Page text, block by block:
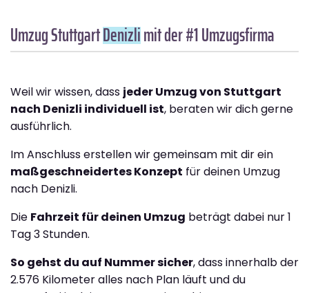
Umzug StuttgartDenizlimit der #1 Umzugsfirma
Weil wir wissen, dass jeder Umzug von Stuttgart
nach Denizli individuell ist, beraten wir dich gerne
ausführlich.
Im Anschluss erstellen wir gemeinsam mit dir ein
maßgeschneidertes Konzept für deinen Umzug
nach Denizli.
Die Fahrzeit für deinen Umzug beträgt dabei nur 1
Tag 3 Stunden.
So gehst du auf Nummer sicher, dass innerhalb der
2.576 Kilometer alles nach Plan läuft und du